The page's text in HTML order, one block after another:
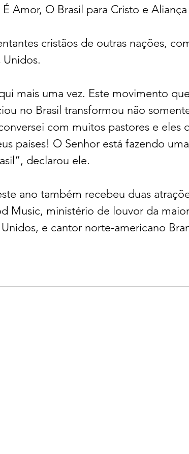
Amor, O Brasil para Cristo e Aliança
cristãos de outras nações,
Unidos.
mais uma vez. Este movimento
no Brasil transformou não
com muitos pastores e eles
países! O Senhor está fazendo
declarou ele.
ano também recebeu duas
Music, ministério de louvor da
e cantor norte-americano